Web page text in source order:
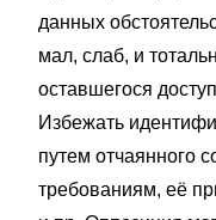
данных
мал, слаб, и
оставшегося
Избежать
путем отчаянного
требованиям, её